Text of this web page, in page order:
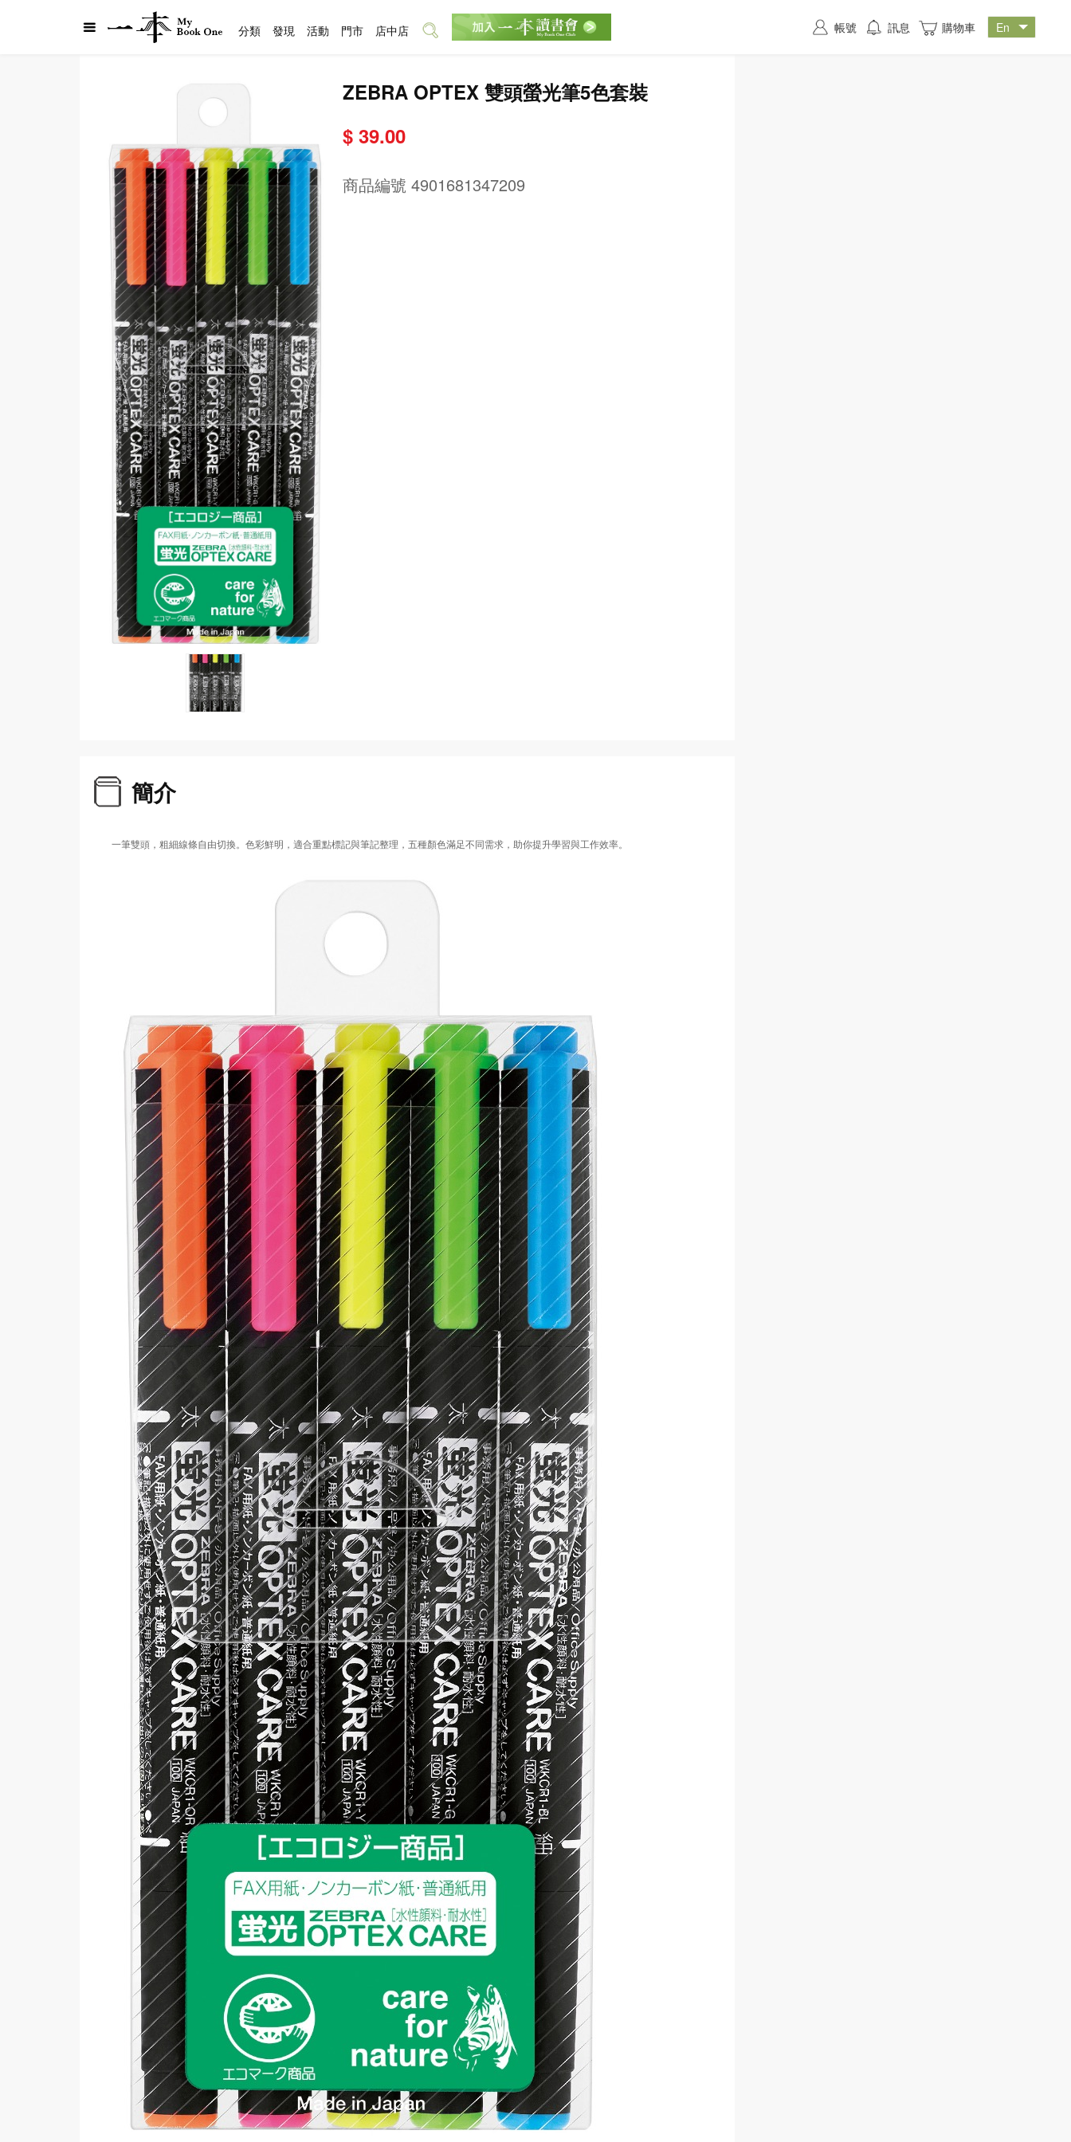
ZEBRA OPTEX 雙頭螢光筆5色套裝
$ 39.00
商品編號 4901681347209
簡介
一筆雙頭，粗細線條自由切換。色彩鮮明，適合重點標記與筆記整理，五種顏色滿足不同需求，助你提升學習與工作效率。
分類 發現 活動 門市 店中店 帳號 訊息 購物車